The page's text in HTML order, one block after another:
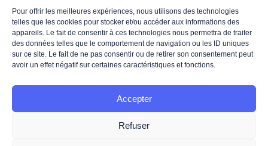
Pour offrir les meilleures expériences, nous utilisons des technologies
telles que les cookies pour stocker et/ou accéder aux informations des
appareils. Le fait de consentir à ces technologies nous permettra de traiter
des données telles que le comportement de navigation ou les ID uniques
sur ce site. Le fait de ne pas consentir ou de retirer son consentement peut
avoir un effet négatif sur certaines caractéristiques et fonctions.
Accepter
Refuser
S’abonner à la Newsletter
*Votre adresse de messagerie est uniquement utilisée pour vous envoyer notre newsletter
Pour plus d'informations concernant le traitement de vos données personnelles, nous vous
invitons à lire notrepolitique de protection des données.